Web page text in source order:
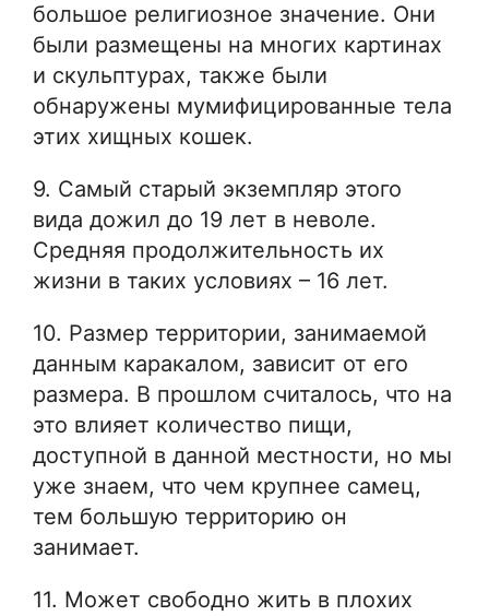
большое религиозное значение. Они
были размещены на многих картинах
и скульптурах, также были
обнаружены мумифицированные тела
этих хищных кошек.
9. Самый старый экземпляр этого
вида дожил до 19 лет в неволе.
Средняя продолжительность их
жизни в таких условиях – 16 лет.
10. Размер территории, занимаемой
данным каракалом, зависит от его
размера. В прошлом считалось, что на
это влияет количество пищи,
доступной в данной местности, но мы
уже знаем, что чем крупнее самец,
тем большую территорию он
занимает.
11. Может свободно жить в плохих